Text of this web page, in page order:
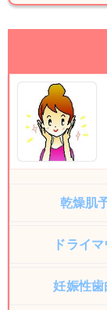
乾燥肌
ドライ
妊娠性歯